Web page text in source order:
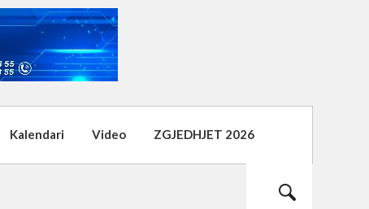
Kalendari Video ZGJEDHJET 2026